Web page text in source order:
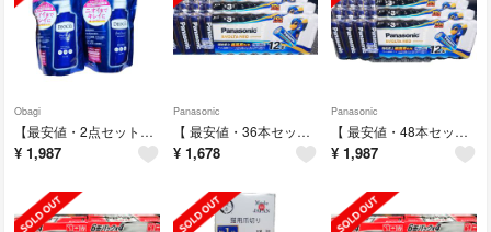
Obagi
【最安値・2点セット】デオコ 薬用ボディクレンズ つめかえ 特大(650ml)
¥ 1,987
Panasonic
【 最安値・36本セット 】エボルタ 乾電池エボルタネオ 単3形 (12本入)
¥ 1,678
Panasonic
【 最安値・48本セット 】エボルタ 乾電池エボルタネオ 単3形 (12本入)
¥ 1,987